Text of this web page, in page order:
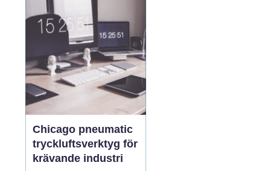
tagit fart. Här blandas
kvarterskrogar, trendiga
bistron och sportbarer
Chicago pneumatic
tryckluftsverktyg för
krävande industri